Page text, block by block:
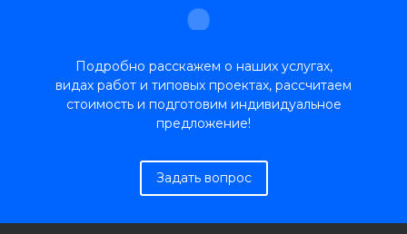
Подробно расскажем о наших услугах,
видах работ и типовых проектах, рассчитаем
стоимость и подготовим индивидуальное
предложение!
Задать вопрос